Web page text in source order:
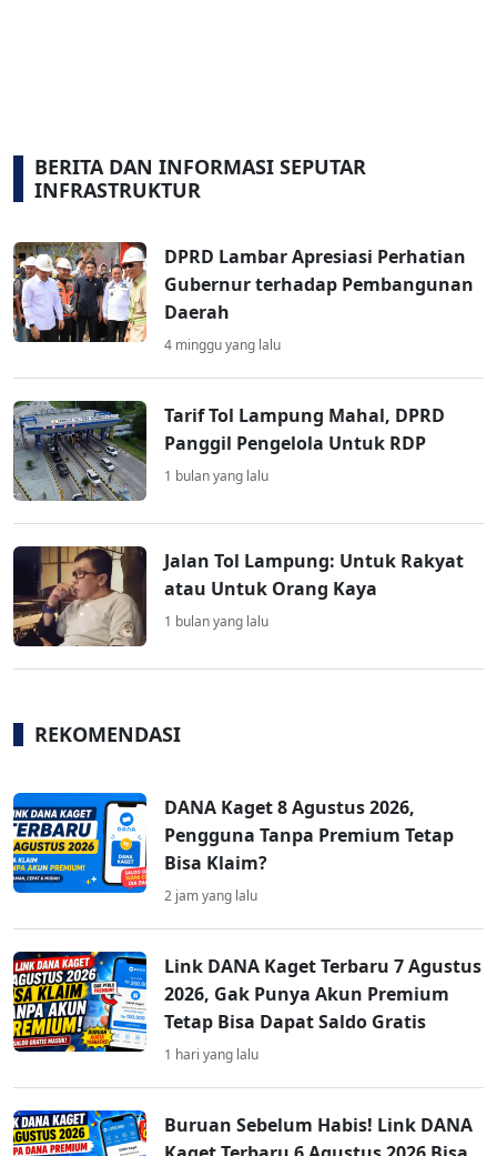
BERITA DAN INFORMASI SEPUTAR
INFRASTRUKTUR
DPRD Lambar Apresiasi Perhatian
Gubernur terhadap Pembangunan
Daerah
4 minggu yang lalu
Tarif Tol Lampung Mahal, DPRD
Panggil Pengelola Untuk RDP
1 bulan yang lalu
Jalan Tol Lampung: Untuk Rakyat
atau Untuk Orang Kaya
1 bulan yang lalu
REKOMENDASI
DANA Kaget 8 Agustus 2026,
Pengguna Tanpa Premium Tetap
Bisa Klaim?
2 jam yang lalu
Link DANA Kaget Terbaru 7 Agustus
2026, Gak Punya Akun Premium
Tetap Bisa Dapat Saldo Gratis
1 hari yang lalu
Buruan Sebelum Habis! Link DANA